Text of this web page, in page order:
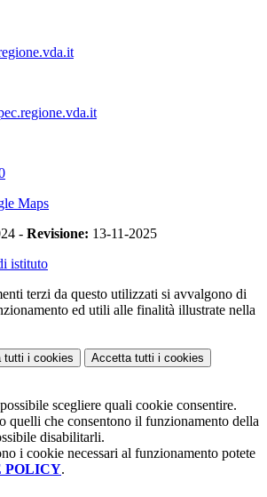
Maps
- Revisione: 13-11-2025
istituto
terzi da questo utilizzati si avvalgono di
ed utili alle finalità illustrate nella
tutti i cookies Accetta tutti i cookies
scegliere quali cookie consentire.
quelli che consentono il funzionamento della
disabilitarli.
i cookie necessari al funzionamento potete
POLICY.